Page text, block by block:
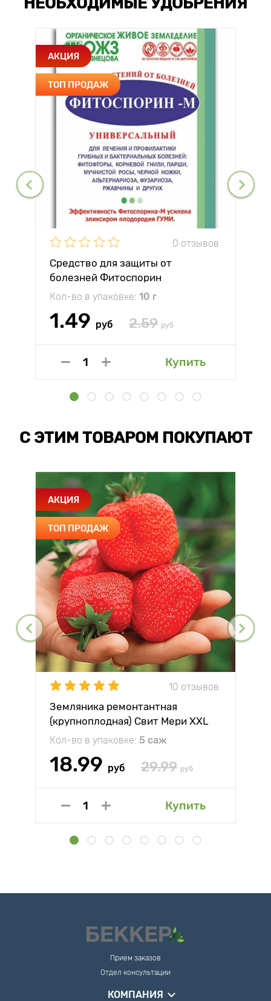
АКЦИЯ
ТОП ПРОДАЖ
0 отзывов
Средство для защиты от
болезней Фитоспорин
Кол-во в упаковке: 10 г
1.49 руб 2.59 руб
Купить
С ЭТИМ ТОВАРОМ ПОКУПАЮТ
АКЦИЯ
ТОП ПРОДАЖ
10 отзывов
Земляника ремонтантная
(крупноплодная) Свит Мери XXL
Кол-во в упаковке: 5 саж
18.99 руб 29.99 руб
Купить
Прием заказов
Отдел консультации
КОМПАНИЯ